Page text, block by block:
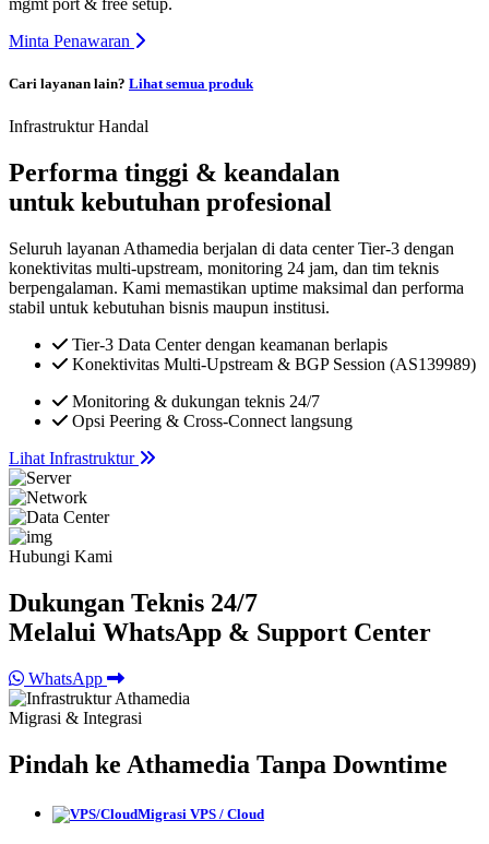
Minta Penawaran
Cari layanan lain? Lihat semua produk
Infrastruktur Handal
Performa tinggi & keandalan
untuk kebutuhan profesional
Seluruh layanan Athamedia berjalan di data center Tier-3 dengan
konektivitas multi-upstream, monitoring 24 jam, dan tim teknis
berpengalaman. Kami memastikan uptime maksimal dan performa
stabil untuk kebutuhan bisnis maupun institusi.
Tier-3 Data Center dengan keamanan berlapis
Konektivitas Multi-Upstream & BGP Session (AS139989)
Monitoring & dukungan teknis 24/7
Opsi Peering & Cross-Connect langsung
Lihat Infrastruktur
Hubungi Kami
Dukungan Teknis 24/7
Melalui WhatsApp & Support Center
WhatsApp
Migrasi & Integrasi
Pindah ke Athamedia Tanpa Downtime
Migrasi VPS / Cloud